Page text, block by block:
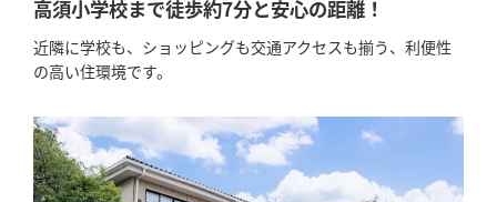
なぜ、ZEHをしなければならないのか？その理
由と当社のZEH住宅普及への取り組み
高須小学校まで徒歩約7分と安心の距離！
近隣に学校も、ショッピングも交通アクセスも揃う、利便性
の高い住環境です。